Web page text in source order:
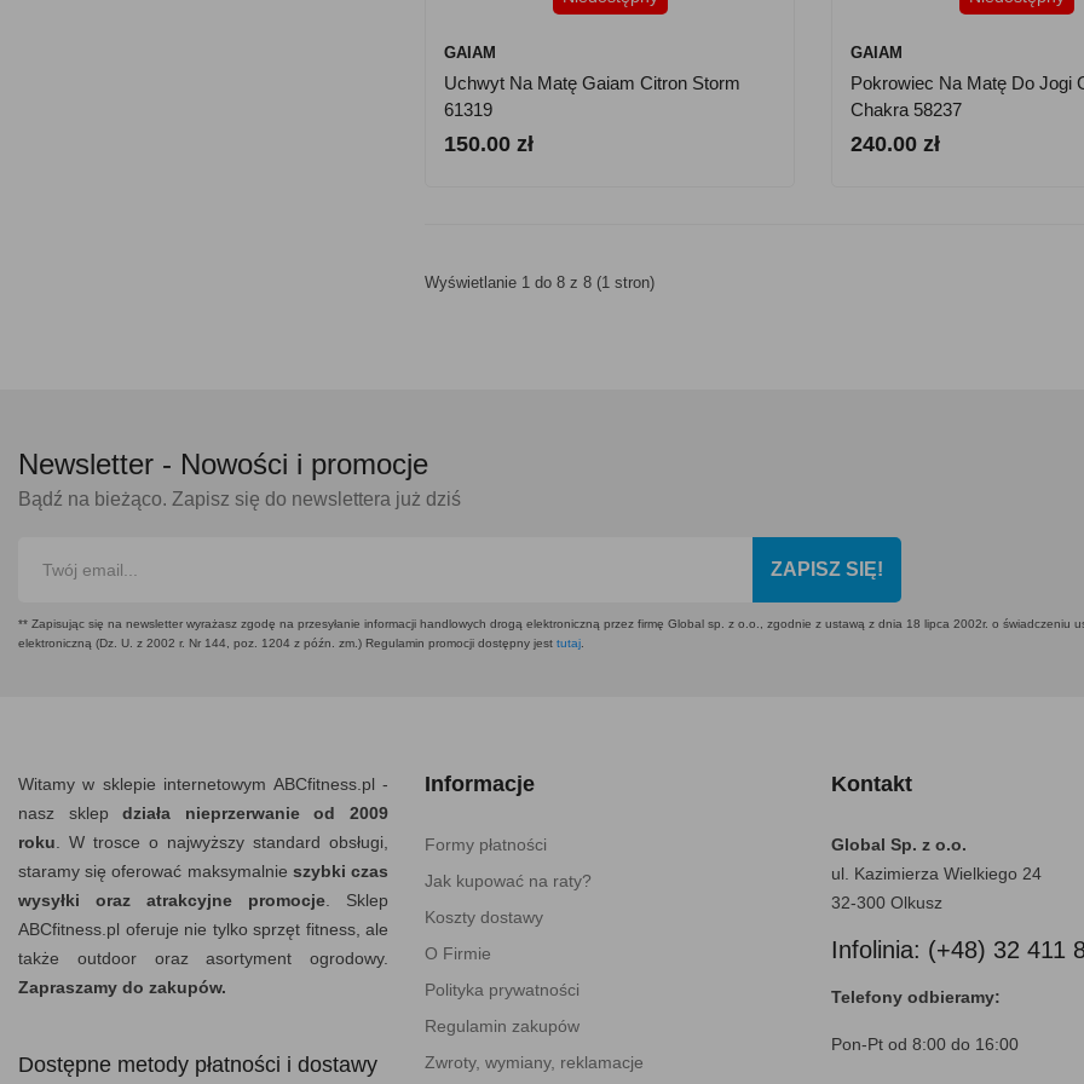
GAIAM
Uchwyt Na Matę Gaiam Citron Storm
61319
150.00 zł
GAIAM
Pokrowiec Na Matę Do Jogi
Chakra 58237
240.00 zł
Wyświetlanie 1 do 8 z 8 (1 stron)
Newsletter - Nowości i promocje
Bądź na bieżąco. Zapisz się do newslettera już dziś
ZAPISZ SIĘ!
** Zapisując się na newsletter wyrażasz zgodę na przesyłanie informacji handlowych drogą elektroniczną przez firmę Global sp. z o.o., zgodnie z ustawą z dnia 18 lipca 2002r. o świadczeniu
elektroniczną (Dz. U. z 2002 r. Nr 144, poz. 1204 z późn. zm.) Regulamin promocji dostępny jest tutaj
Witamy w sklepie internetowym ABCfitness.pl -
nasz sklepdziała nieprzerwanie od 2009
roku . W trosce o najwyższy standard obsługi,
staramy się oferować maksymalnie szybki czas
wysyłki oraz atrakcyjne promocje . Sklep
ABCfitness.pl oferuje nie tylko sprzęt fitness, ale
także outdoor oraz asortyment ogrodowy.
Zapraszamy do zakupów.
Dostępne metody płatności i dostawy
Informacje
Formy płatności
Jak kupować na raty?
Koszty dostawy
O Firmie
Polityka prywatności
Regulamin zakupów
Zwroty, wymiany, reklamacje
Kontakt
Global Sp. z o.o.
ul. Kazimierza Wielkiego 24
32-300 Olkusz
Infolinia: (+48) 32 411
Telefony odbieramy:
Pon-Pt od 8:00 do 16:00